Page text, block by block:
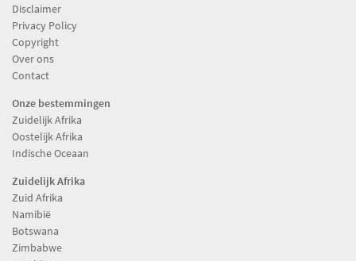
Disclaimer
Privacy Policy
Copyright
Over ons
Contact
Onze bestemmingen
Zuidelijk Afrika
Oostelijk Afrika
Indische Oceaan
Zuidelijk Afrika
Zuid Afrika
Namibië
Botswana
Zimbabwe